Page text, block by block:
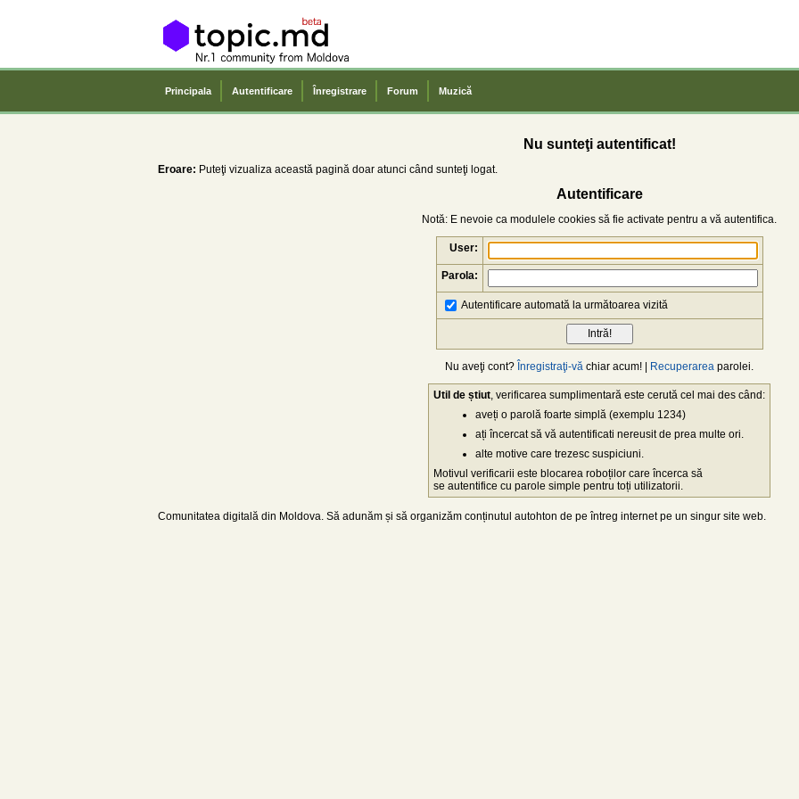
Principala Autentificare Înregistrare Forum Muzică
Nu sunteţi autentificat!
Eroare: Puteţi vizualiza această pagină doar atunci când sunteţi logat.
Autentificare
Notă: E nevoie ca modulele cookies să fie activate pentru a vă autentifica.
User:
Parola:
Autentificare automată la următoarea vizită
Nu aveţi cont? Înregistraţi-vă chiar acum! | Recuperarea parolei.
Util de știut , verificarea sumplimentară este cerută cel mai des când:
aveți o parolă foarte simplă (exemplu 1234)
ați încercat să vă autentificati nereusit de prea multe ori.
alte motive care trezesc suspiciuni.
Motivul verificarii este blocarea roboților care încerca să
se autentifice cu parole simple pentru toți utilizatorii.
Comunitatea digitală din Moldova. Să adunăm și să organizăm conținutul autohton de pe întreg internet pe un singur site web.